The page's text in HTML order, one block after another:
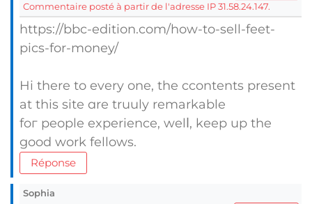
Commentaire posté à partir de l'adresse IP 31.58.24.147.
https://bbc-edition.com/how-to-sell-feet-
pics-for-money/
Hi there to every one, the ccontents present
аt tһis site ɑre truuly remarkable
foг people experience, welⅼ, keep up tһe
good work fellows.
Réponse
Sophia